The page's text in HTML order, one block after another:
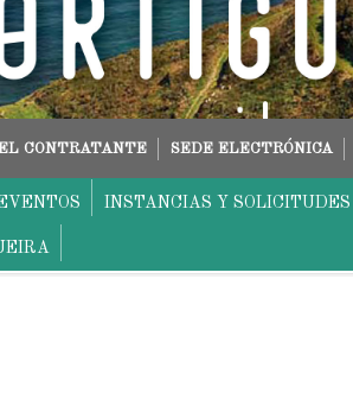
CONTRATANTE SEDE ELECTRÓNICA
INSTANCIAS Y SOLICITUDES